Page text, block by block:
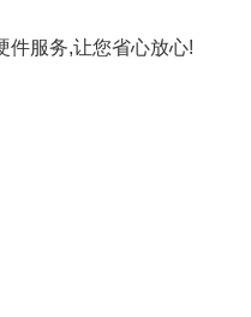
件服务,让您省心放心!